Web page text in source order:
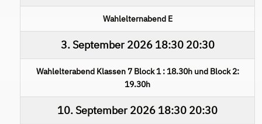
Wahlelternabend E
3. September 202618:30 20:30
Wahlelterabend Klassen 7 Block 1 : 18.30h und Block 2:
19.30h
10. September 2026 18:30 20:30